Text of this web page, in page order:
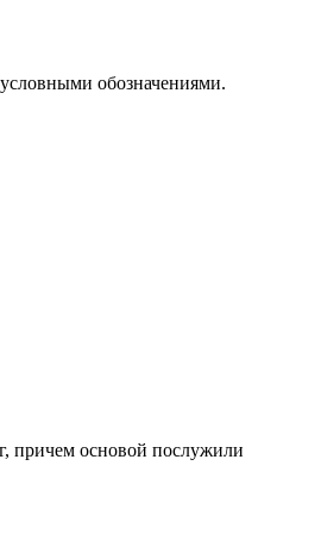
обозначениями.
причем основой послужили